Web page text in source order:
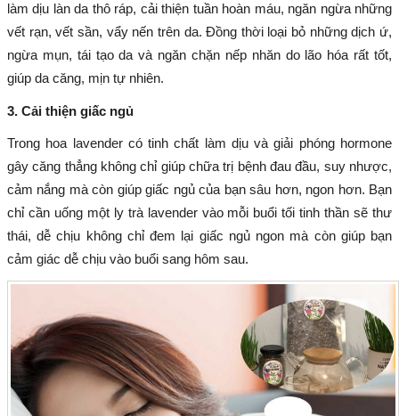
làm dịu làn da thô ráp, cải thiện tuần hoàn máu, ngăn ngừa những
vết rạn, vết sần, vẩy nến trên da. Đồng thời loại bỏ những dịch ứ,
ngừa mụn, tái tạo da và ngăn chặn nếp nhăn do lão hóa rất tốt,
giúp da căng, mịn tự nhiên.
3. Cải thiện giấc ngủ
Trong hoa lavender có tinh chất làm dịu và giải phóng hormone
gây căng thẳng không chỉ giúp chữa trị bệnh đau đầu, suy nhược,
cảm nắng mà còn giúp giấc ngủ của bạn sâu hơn, ngon hơn. Bạn
chỉ cần uống một ly trà lavender vào mỗi buổi tối tinh thần sẽ thư
thái, dễ chịu không chỉ đem lại giấc ngủ ngon mà còn giúp bạn
cảm giác dễ chịu vào buổi sang hôm sau.